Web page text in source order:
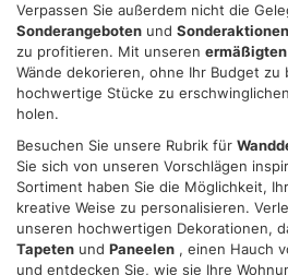
pubblicità e social media, i quali
con altre informazioni che ha
raccolto dal suo utilizzo dei loro
Verpassen Sie außerdem nicht die
Sonderangeboten und Sonderaktionen
zu profitieren. Mit unseren
Wände dekorieren, ohne Ihr Budget zu
hochwertige Stücke zu
holen.
Besuchen Sie unsere Rubrik für
Sie sich von unseren Vorschlägen
Sortiment haben Sie die Möglichkeit,
kreative Weise zu personalisieren.
unseren hochwertigen Dekorationen,
Tapeten und Paneelen , einen Hauch
und entdecken Sie, wie sie Ihre